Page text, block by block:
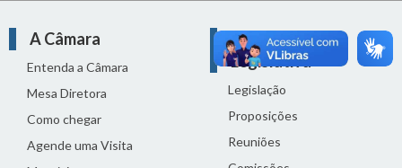
A Câmara
Entenda a Câmara
Mesa Diretora
Como chegar
Agende uma Visita
Atividade
Legislativa
Legislação
Proposições
Reuniões